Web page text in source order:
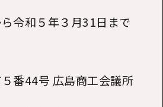
令和５年３月31日まで
番44号 広島商工会議所